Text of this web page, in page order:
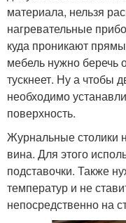
материала, нельзя
нагревательные
куда проникают
мебель нужно беречь
тускнеет. Ну а чтобы
необходимо
поверхность.
Журнальные столики
вина. Для этого
подставочки. Также
температур и не
непосредственно на